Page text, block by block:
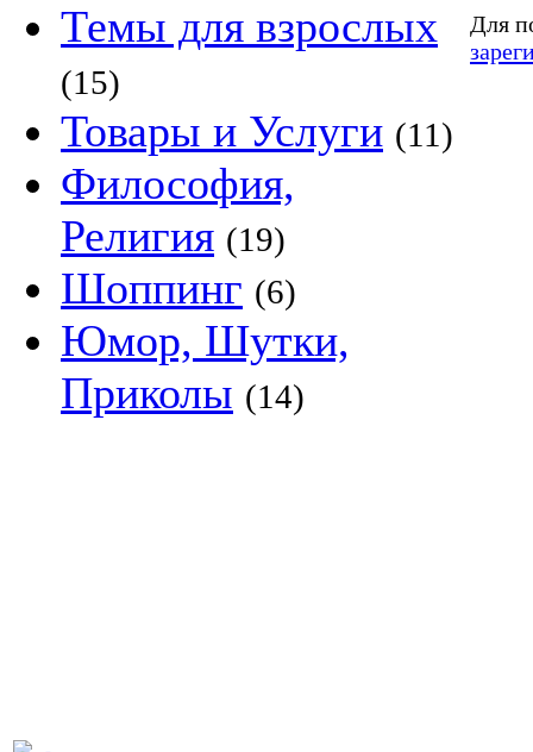
Темы для взрослых
(15)
Товары и Услуги (11)
Философия,
Религия (19)
Шоппинг (6)
Юмор, Шутки,
Приколы (14)
Для